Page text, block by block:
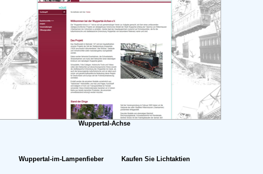
Wuppertal-Achse
Wuppertal-im-Lampenfieber Kaufen Sie Lichtaktien